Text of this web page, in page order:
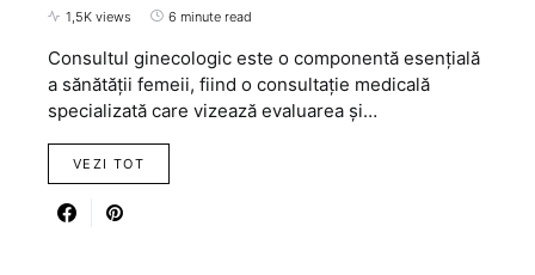
1,5K views 6 minute read
Consultul ginecologic este o componentă esențială
a sănătății femeii, fiind o consultație medicală
specializată care vizează evaluarea și…
VEZI TOT